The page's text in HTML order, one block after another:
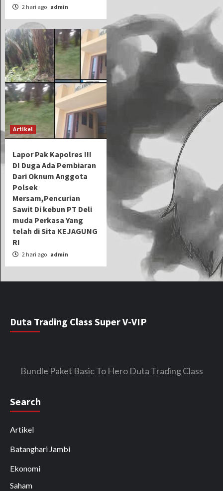
2 hari ago admin
Artikel
Lapor Pak Kapolres !!!
DI Duga Ada Pembiaran
Dari Oknum Anggota
Polsek
Mersam,Pencurian
Sawit Di kebun PT Deli
muda Perkasa Yang
telah di Sita KEJAGUNG
RI
2 hari ago admin
Duta Trading Class Super V-VIP
Bundle Paket Basic To Hero Duta Trading Class
Search
Artikel
Batanghari Jambi
Ekonomi
Saham